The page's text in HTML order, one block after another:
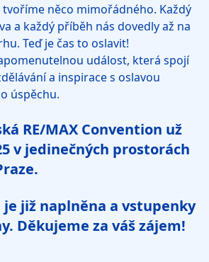
tvoříme něco mimořádného. Každý
a každý příběh nás dovedly až na
Teď je čas to oslavit!
událost, která spojí
a inspirace s oslavou
úspěchu.
RE/MAX Convention už
v jedinečných prostorách
.
je již naplněna a vstupenky
Děkujeme za váš zájem!